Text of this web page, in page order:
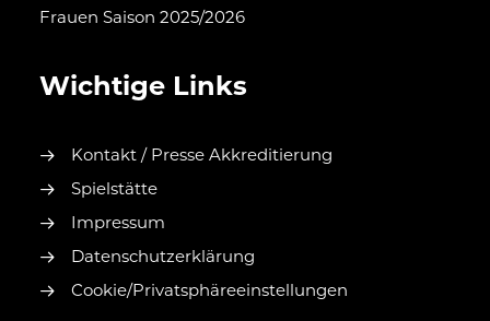
Frauen Saison 2025/2026
Wichtige Links
Kontakt / Presse Akkreditierung
Spielstätte
Impressum
Datenschutzerklärung
Cookie/Privatsphäreeinstellungen